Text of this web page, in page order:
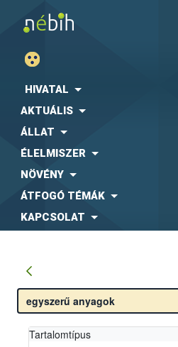
HIVATAL
AKTUÁLIS
ÁLLAT
ÉLELMISZER
NÖVÉNY
ÁTFOGÓ TÉMÁK
KAPCSOLAT
Tartalomtípus